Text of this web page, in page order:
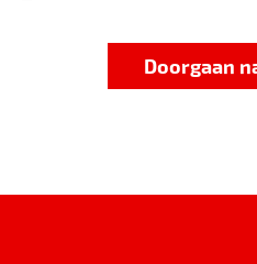
Doorgaan